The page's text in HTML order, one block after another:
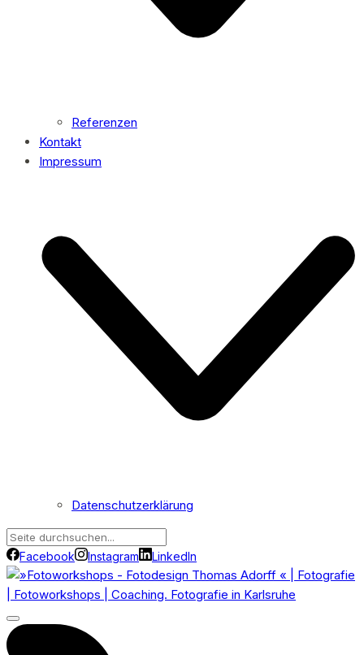
Referenzen
Kontakt
Impressum
Datenschutzerklärung
Facebook Instagram LinkedIn